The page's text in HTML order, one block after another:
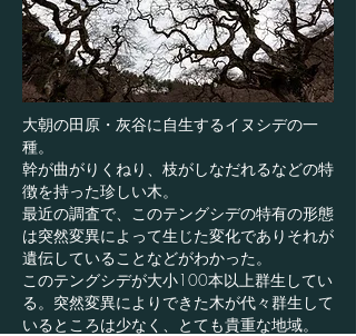
大朝の田原・灰谷に自生するイヌシデの一
種。
幹が曲がりくねり、枝がしなだれるなどの特
徴を持った珍しい木。
最近の調査で、このテングシデの特有の形態
は突然変異によって生じた変化でありそれが
遺伝していることなどがわかった。
このテングシデが大小100本以上群生してい
る。突然変異によりできた木が代々群生して
いるところは少なく、とても貴重な地域。